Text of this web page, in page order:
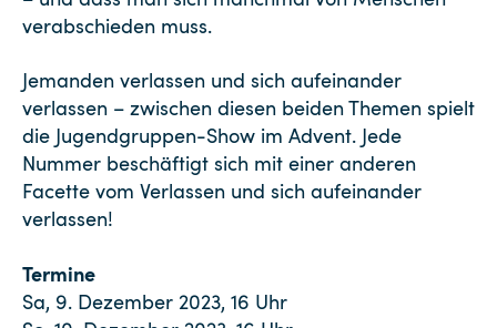
verabschieden muss.
Jemanden verlassen und sich aufeinander
verlassen – zwischen diesen beiden Themen spielt
die Jugendgruppen-Show im Advent. Jede
Nummer beschäftigt sich mit einer anderen
Facette vom Verlassen und sich aufeinander
verlassen!
Termine
Sa, 9. Dezember 2023, 16 Uhr